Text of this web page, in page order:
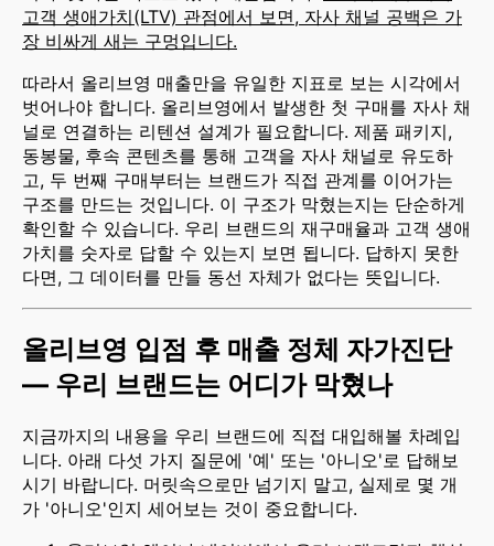
고객 생애가치(LTV) 관점에서 보면, 자사 채널 공백은 가
장 비싸게 새는 구멍입니다.
따라서 올리브영 매출만을 유일한 지표로 보는 시각에서
벗어나야 합니다. 올리브영에서 발생한 첫 구매를 자사 채
널로 연결하는 리텐션 설계가 필요합니다. 제품 패키지,
동봉물, 후속 콘텐츠를 통해 고객을 자사 채널로 유도하
고, 두 번째 구매부터는 브랜드가 직접 관계를 이어가는
구조를 만드는 것입니다. 이 구조가 막혔는지는 단순하게
확인할 수 있습니다. 우리 브랜드의 재구매율과 고객 생애
가치를 숫자로 답할 수 있는지 보면 됩니다. 답하지 못한
다면, 그 데이터를 만들 동선 자체가 없다는 뜻입니다.
올리브영 입점 후 매출 정체 자가진단
— 우리 브랜드는 어디가 막혔나
지금까지의 내용을 우리 브랜드에 직접 대입해볼 차례입
니다. 아래 다섯 가지 질문에 '예' 또는 '아니오'로 답해보
시기 바랍니다. 머릿속으로만 넘기지 말고, 실제로 몇 개
가 '아니오'인지 세어보는 것이 중요합니다.